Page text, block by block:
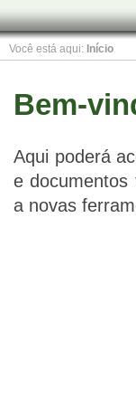
Você está aqui: Início
Bem-
Aqui poderá
e documentos
a novas